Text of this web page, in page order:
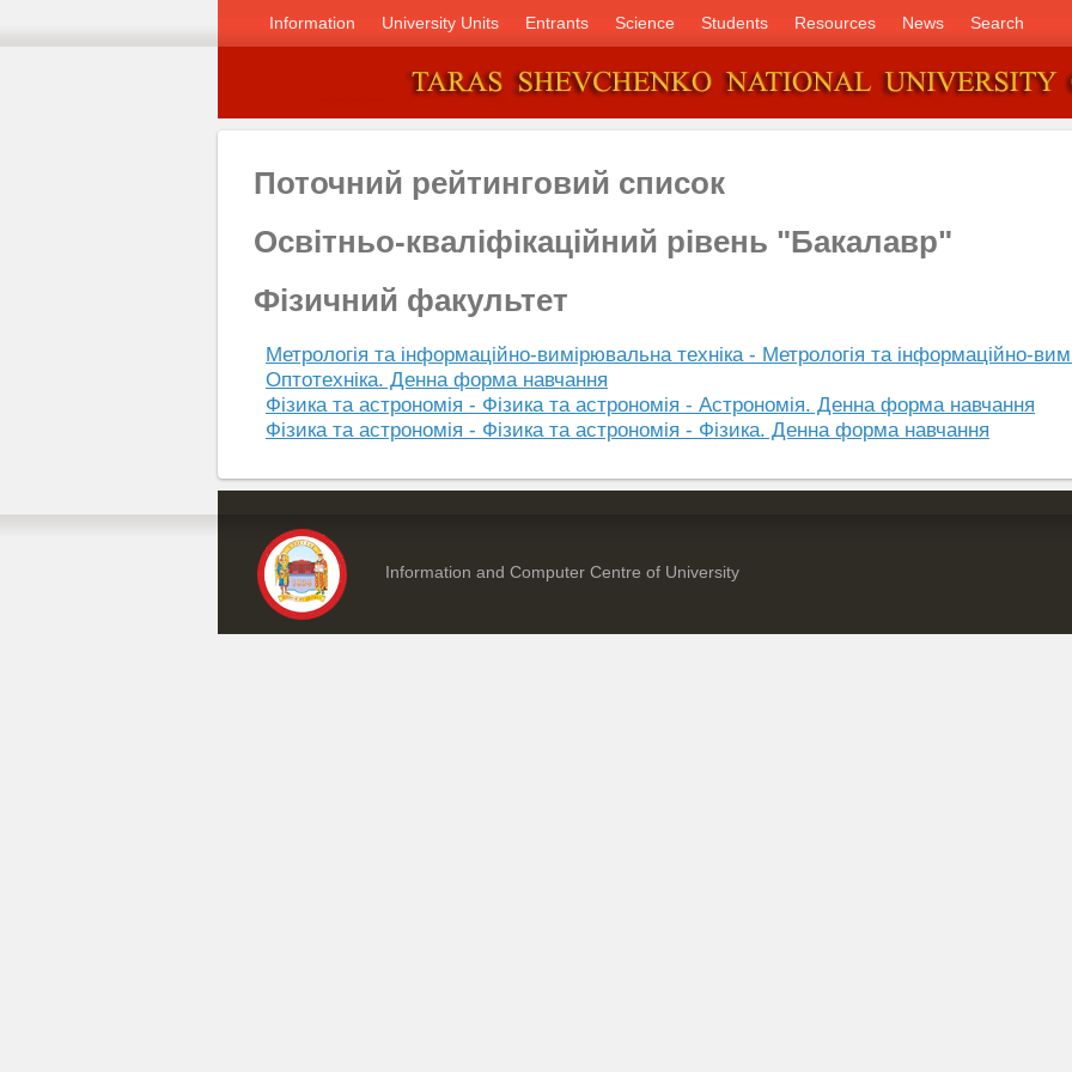
Information University Units Entrants Science Students Resources News Search
Поточний рейтинговий список
Освітньо-кваліфікаційний рівень "Бакалавр"
Фізичний факультет
Метрологія та інформаційно-вимірювальна техніка - Метрологія та інформаційно-
Оптотехніка. Денна форма навчання
Фізика та астрономія - Фізика та астрономія - Астрономія. Денна форма навчання
Фізика та астрономія - Фізика та астрономія - Фізика. Денна форма навчання
Information and Computer Centre of University